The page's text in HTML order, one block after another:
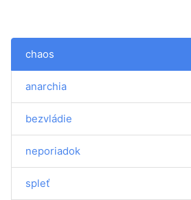
chaos
anarchia
bezvládie
neporiadok
spleť